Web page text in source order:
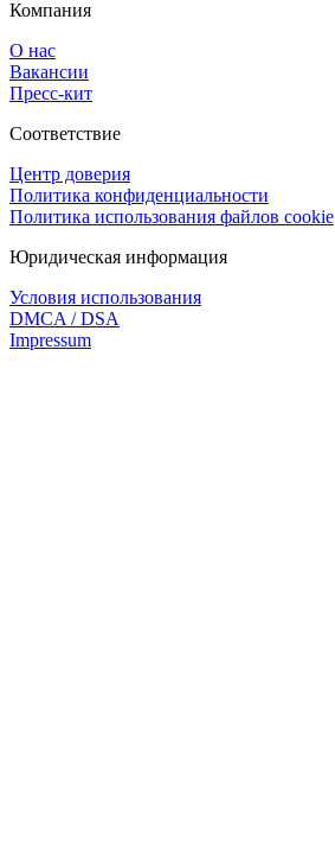
Компания
О нас
Вакансии
Пресс-кит
Соответствие
Центр доверия
Политика конфиденциальности
Политика использования файлов cookie
Юридическая информация
Условия использования
DMCA / DSA
Impressum